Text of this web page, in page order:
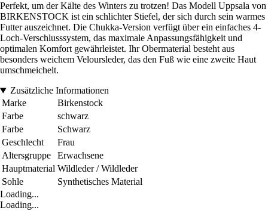
Perfekt, um der Kälte des Winters zu trotzen! Das Modell Uppsala von
BIRKENSTOCK ist ein schlichter Stiefel, der sich durch sein warmes
Futter auszeichnet. Die Chukka-Version verfügt über ein einfaches 4-
Loch-Verschlusssystem, das maximale Anpassungsfähigkeit und
optimalen Komfort gewährleistet. Ihr Obermaterial besteht aus
besonders weichem Veloursleder, das den Fuß wie eine zweite Haut
umschmeichelt.
Zusätzliche Informationen
Marke
Birkenstock
Farbe
schwarz
Farbe
Schwarz
Geschlecht
Frau
Altersgruppe
Erwachsene
Hauptmaterial Wildleder / Wildleder
Sohle
Synthetisches Material
Loading...
Loading...